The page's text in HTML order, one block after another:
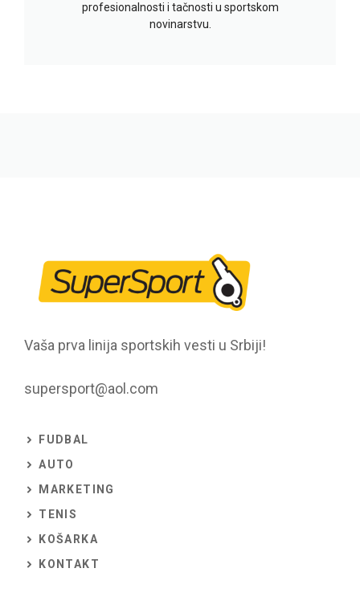
profesionalnosti i tačnosti u sportskom
novinarstvu.
Vaša prva linija sportskih vesti u Srbiji!
supersport@aol.com
FUDBAL
AUTO
MARKETING
TENIS
KOŠARKA
KONTAKT